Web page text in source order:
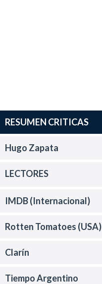
RESUMEN CRITICAS
Hugo Zapata
LECTORES
IMDB (Internacional)
Rotten Tomatoes (USA)
Clarín
Tiempo Argentino